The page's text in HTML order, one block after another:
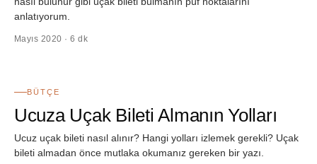
anlatıyorum.
Mayıs 2020 · 6 dk
BÜTÇE
Ucuza Uçak Bileti Almanın Yolları
Ucuz uçak bileti nasıl alınır? Hangi yolları izlemek gerekli? Uçak
bileti almadan önce mutlaka okumanız gereken bir yazı.